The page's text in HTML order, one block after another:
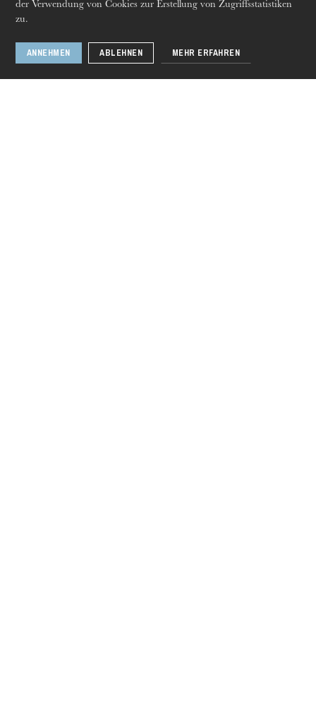
der Verwendung von Cookies zur Erstellung von Zugriffsstatistiken
zu.
ANNEHMEN ABLEHNEN MEHR ERFAHREN
und Solo aufzuheben, sowie Zeit und Raum völlig
neu zu gestalten, indem sie den Tanz in eine
polyphone musikalische Landschaft einbettet.